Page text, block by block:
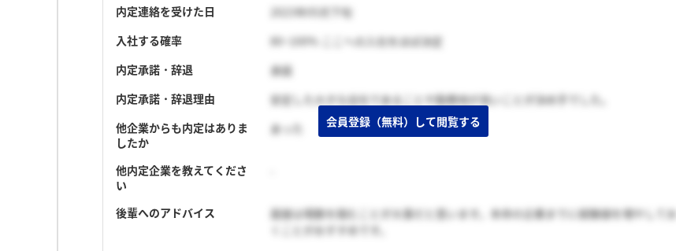
内定連絡を受けた日
2023年05月下旬
入社する確率
80~100% ここへの入社をほぼ決定
内定承諾・辞退
承諾
内定承諾・辞退理由
安定した大きな会社であることや勤務地が良いことが決め手でした。
他企業からも内定はありま
したか
あった
他内定企業を教えてくださ
い
後輩へのアドバイス
面接は場数を踏むことが大事だと思います。本命の企業までに経験値を増やしてお
くことがおすすめです。
会員登録（無料）して閲覧する